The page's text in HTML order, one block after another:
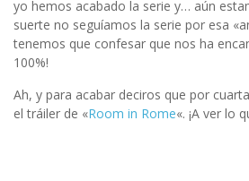
yo hemos acabado la serie y… aún
suerte no seguíamos la serie por esa
tenemos que confesar que nos ha
100%!
Ah, y para acabar deciros que por
el tráiler de «Room in Rome«. ¡A ver lo